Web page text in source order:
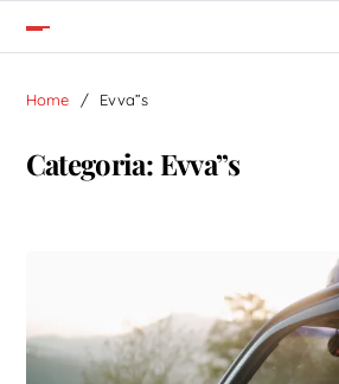
Home Evva”s
Categoria: Evva”s